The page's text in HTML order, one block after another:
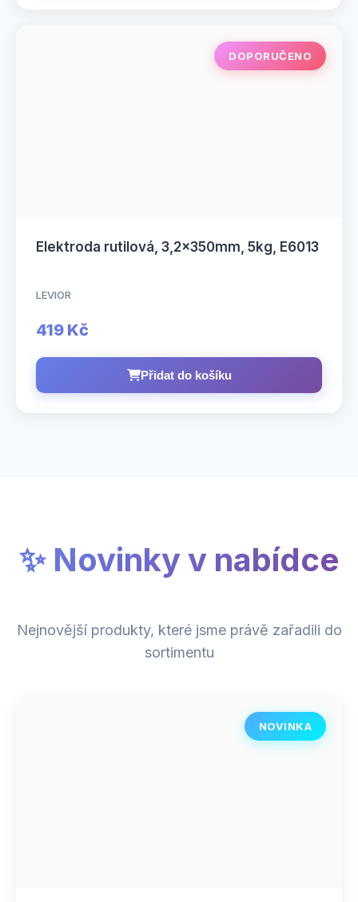
DOPORUČENO
Elektroda rutilová, 3,2×350mm, 5kg, E6013
LEVIOR
419 Kč
Přidat do košíku
✨ Novinky v nabídce
Nejnovější produkty, které jsme právě zařadili do
sortimentu
NOVINKA